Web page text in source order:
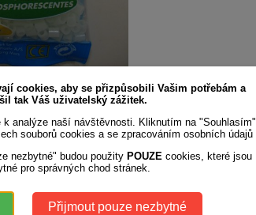
korálků. Sada vhodná
sad a pro volné
cookies, aby se přizpůsobili Vašim potřebám a
tak Váš uživatelský zážitek.
k analýze naší návštěvnosti. Kliknutím na "Souhlasím"
souborů cookies a se zpracováním osobních údajů
nezbytné" budou použity POUZE cookies, které jsou
pro správných chod stránek.
Přijmout pouze nezbytné